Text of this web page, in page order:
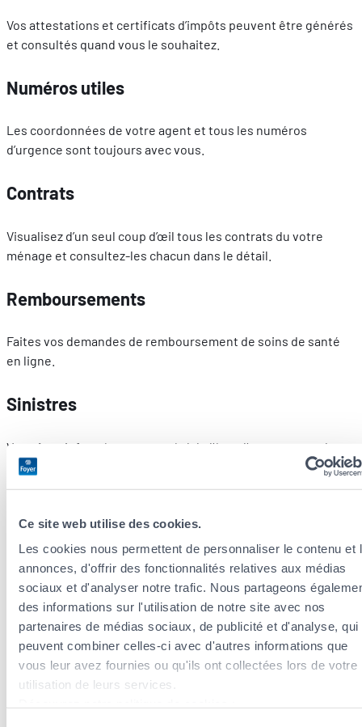
Ce site web utilise des cookies.
Les cookies nous permettent de personnaliser le contenu et
annonces, d'offrir des fonctionnalités relatives aux médias
sociaux et d'analyser notre trafic. Nous partageons
des informations sur l'utilisation de notre site avec nos
partenaires de médias sociaux, de publicité et d'analyse, qui
peuvent combiner celles-ci avec d'autres informations que
vous leur avez fournies ou qu'ils ont collectées lors de votre
utilisation de leurs services.
Vos attestations et certificats d’impôts peuvent être générés
et consultés quand vous le souhaitez.
Numéros utiles
Les coordonnées de votre agent et tous les numéros
d’urgence sont toujours avec vous.
Contrats
Visualisez d’un seul coup d’œil tous les contrats du votre
ménage et consultez-les chacun dans le détail.
Remboursements
Faites vos demandes de remboursement de soins de santé
en ligne.
Sinistres
Vous êtes informé en temps réel de l’état d’avancement de
vos sinistres.
Toutes vos coordonnées sont ici peuvent être mises à jour
sans plus de formalité.
Factures
Payez en ligne et retrouvez aisément l’une de vos anciennes
factures Foyer.